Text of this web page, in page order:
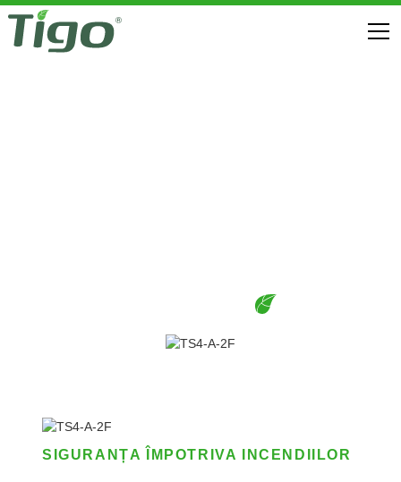
TS4-A FLEX MLPE
SIGURANȚA ÎMPOTRIVA INCENDIILOR